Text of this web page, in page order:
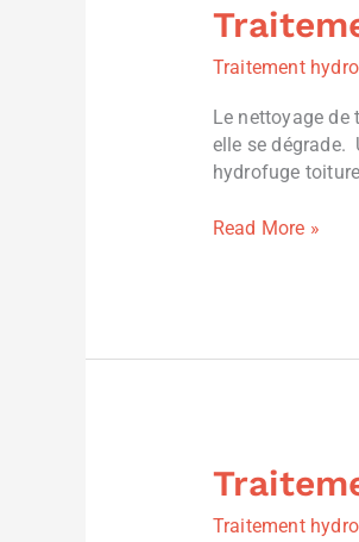
Traitement
Le nettoyage de
elle se dégrade.
hydrofuge
Traitement
hydrofuge
Alata
Corse
Read More »
Traitement
Traitement
hydrofuge
toiture